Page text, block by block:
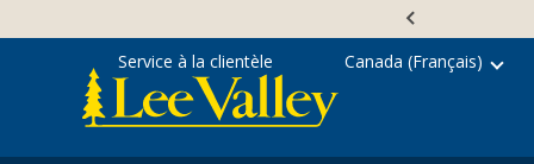
content
Service à la clientèle Canada (Français)